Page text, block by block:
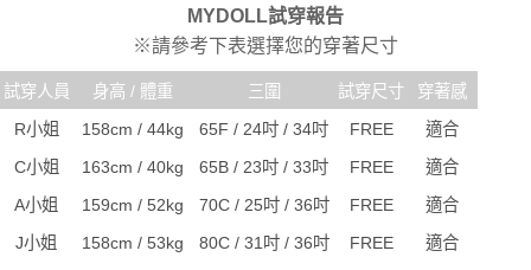
MYDOLL試穿報告
※請參考下表選擇您的穿著尺寸
試穿人員 身高 / 體重 三圍 試穿尺寸
穿著感
R小姐
158cm / 44kg 65F / 24吋 / 34吋 FREE
適合
C小姐
163cm / 40kg 65B / 23吋 / 33吋 FREE
適合
A小姐
159cm / 52kg 70C / 25吋 / 36吋 FREE
適合
J小姐
158cm / 53kg 80C / 31吋 / 36吋 FREE
適合